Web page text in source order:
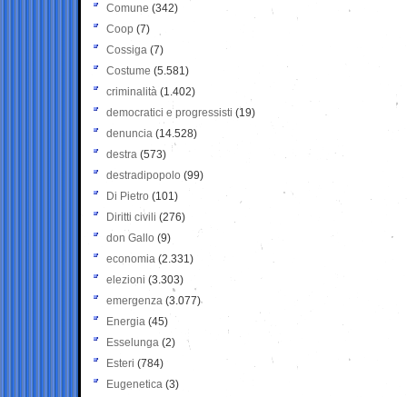
Comune (342)
Coop (7)
Cossiga (7)
Costume (5.581)
criminalità (1.402)
democratici e progressisti (19)
denuncia (14.528)
destra (573)
destradipopolo (99)
Di Pietro (101)
Diritti civili (276)
don Gallo (9)
economia (2.331)
elezioni (3.303)
emergenza (3.077)
Energia (45)
Esselunga (2)
Esteri (784)
Eugenetica (3)